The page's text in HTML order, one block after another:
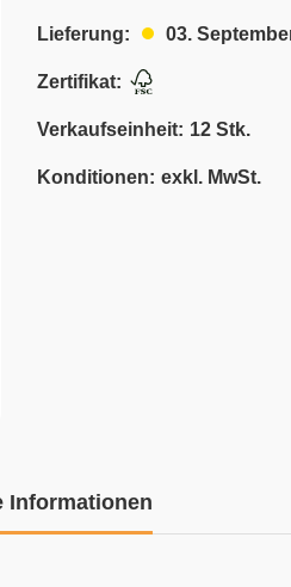
Lieferung: 03.
Zertifikat:
Verkaufseinheit: 12 Stk.
Konditionen: exkl. MwSt.
Informationen